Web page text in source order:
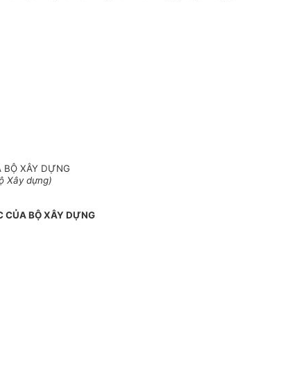
XÂY DỰNG
Xây dựng)
CỦA BỘ XÂY DỰNG